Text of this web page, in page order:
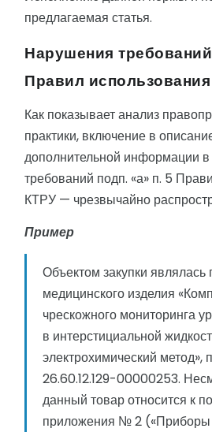
предлагаемая статья.
Нарушения
Правил
Как показывает анализ
практики, включение в
дополнительной информации
требований подп. «а» п. 5
КТРУ — чрезвычайно
Пример
Объектом закупки являлась
медицинского изделия
чрескожного мониторинга
в интерстициальной
электрохимический метод»,
26.60.12.129-00000253.
данный товар относится к
приложения № 2 («Приборы